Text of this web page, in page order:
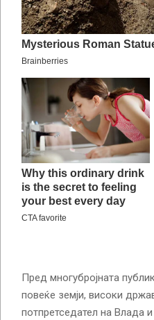
Пред многубројната
повеќе земји, високи
потпретседател на Влада